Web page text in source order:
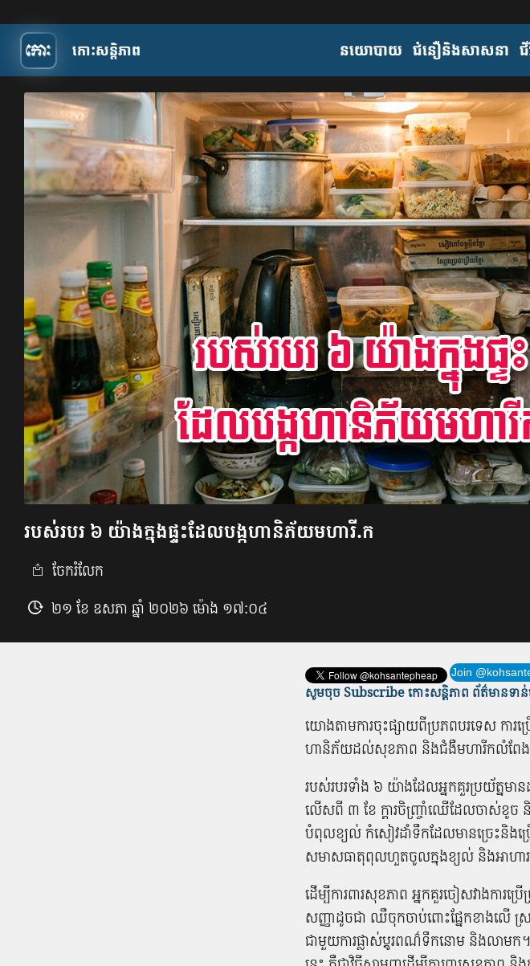
កោះសន្តិភាព ​នយោបាយ ជំនឿនិងសាសនា
របស់របរ ៦ យ៉ាង​ក្នុងផ្ទះ​ដែល​បង្ក​ហានិភ័យ​មហារី.ក
ចែករំលែក
២១ ខែ ឧសភា ឆ្នាំ ២០២៦ ម៉ោង ១៧:០៤
Join
សូមចុច Subscribe កោះសន្តិភាព ព័ត៌មាន​ទា
យោង​តាម​ការ​ចុះ​ផ្សាយ​ពី​ប្រភព​បរទេស ការ​ប្
ហានិភ័យ​ដល់​សុខភាព និង​ជំងឺមហារីក​លំពែង​
របស់របរ​ទាំង ៦ យ៉ាង​ដែល​អ្នក​គួរ​ប្រយ័ត្ន​ម
លើស​ពី ៣ ខែ ក្តារ​ចិញ្ច្រាំ​ឈើ​ដែល​ចាស់​ខូច
បំពុល​ខ្យល់ កំសៀវ​ដាំទឹក​ដែល​មាន​ច្រេះ​និង​ប្
សមាសធាតុ​ពុល​ហួត​ចូល​ក្នុង​ខ្យល់ និង​អាហា
ដើម្បី​ការពារ​សុខភាព អ្នក​គួរ​ចៀសវាង​ការ​ប្
សញ្ញា​ដូច​ជា ឈឺ​ចុកចាប់​ពោះ​ផ្នែក​ខាងលើ ស្
ជាមួយ​ការ​ផ្លាស់​ប្តូរ​ពណ៌​ទឹកនោម និង​លាមក​។